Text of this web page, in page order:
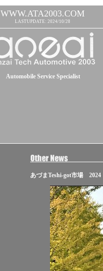
WWW.ATA2003.COM
LASTUPDATE: 2024/10/28
Automobile Service Specialist
あづまTeshi-got市場 2024